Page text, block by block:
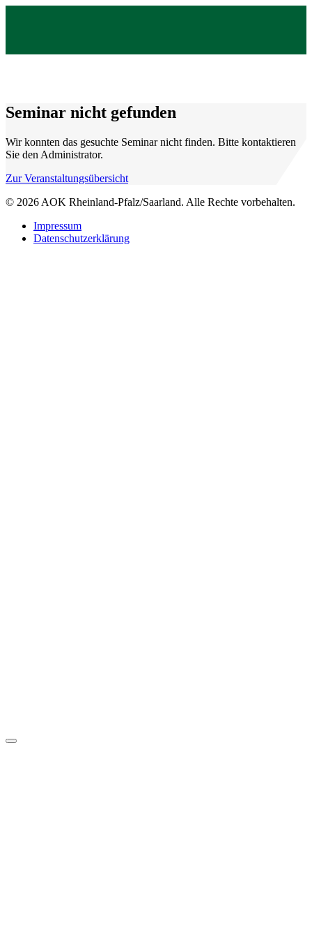
Seminar nicht gefunden
Wir konnten das gesuchte Seminar nicht finden. Bitte kontaktieren
Sie den Administrator.
Zur Veranstaltungsübersicht
© 2026 AOK Rheinland-Pfalz/Saarland. Alle Rechte vorbehalten.
Impressum
Datenschutzerklärung